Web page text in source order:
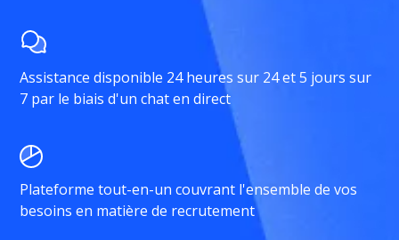
Assistance disponible 24 heures sur 24 et 5 jours sur
7 par le biais d'un chat en direct
Plateforme tout-en-un couvrant l'ensemble de vos
besoins en matière de recrutement